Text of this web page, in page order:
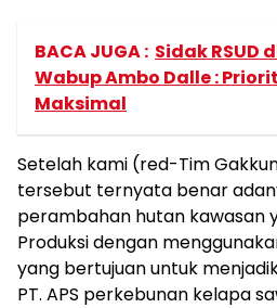
BACA JUGA : Sidak RSUD
Wabup Ambo Dalle :
Maksimal
Setelah kami (red-Tim
tersebut ternyata benar
perambahan hutan kawasan
Produksi dengan
yang bertujuan untuk
PT. APS perkebunan kelapa